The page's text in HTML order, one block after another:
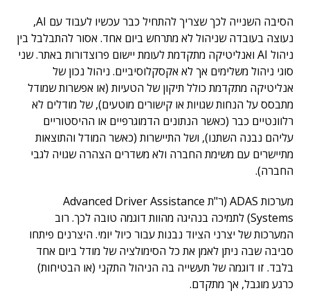
הסיבה השנייה לכך שצריך להתחיל כבר עכשיו לעבוד עם AI,
נעוצה בעובדה שניהול לא מתרחש ביום אחד. אסור להתבלבל בין
ניהול AI ואנליטיקה מתקדמת לעומת יישום פרוצדורות באתר. שני
סוגי ניהול משלימים אך לא אקסקלוסיביים. ניהול נכון של
אנליטיקה מתקדמת כולל תיקון של הטעיות (או אפשרות שמודל
מתבסס על הנחות שגויות או קישורים מוטעים), של מודלים לא
רלוונטיים כבר (כאשר הנתונים הדמוגרפיים או ההיסטוריים
עליהם נבנה השתנו), ושל התיישרות (כאשר המודל והתוצאות
מתיישרים עם משימת החברה ולא משדרים הצהרה שגויה לגבי
החברה).
מערכות ADAS (ר"ת Advanced Driver Assistance
Systems) לתמיכה בנהיגה מהוות דוגמה טובה לכך. רוב
המערכות של יצרני הציוד נבנות עבור כיול יומי. היצרנים פיתחו
סביבה שבה ניתן לאמן את כל הסימולציה של מודל ביום אחד
בלבד. זו דוגמה של תעשייה בה הניהול התקני (או הבטיחות)
כרגע מוגבל, אך מתקדם.